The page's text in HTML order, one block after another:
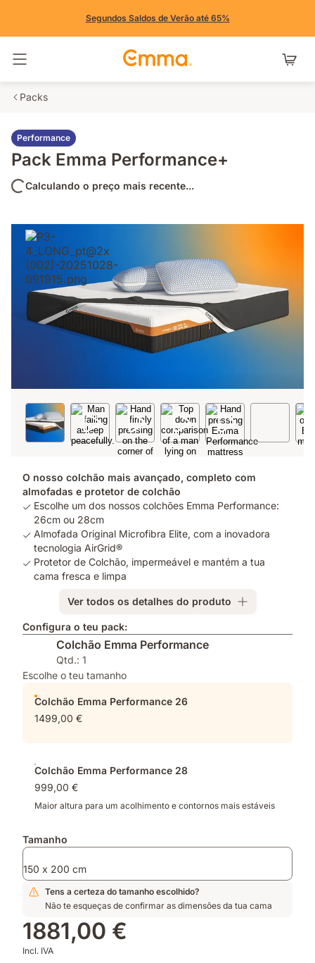
Segundos Saldos de Verão até 65%
Packs
Performance
Pack Emma Performance+
Calculando o preço mais recente...
O nosso colchão mais avançado, completo com
almofadas e protetor de colchão
Escolhe um dos nossos colchões Emma Performance:
26cm ou 28cm
Almofada Original Microfibra Elite, com a inovadora
tecnologia AirGrid®
Protetor de Colchão, impermeável e mantém a tua
cama fresca e limpa
Ver todos os detalhes do produto
Configura o teu pack:
Colchão Emma Performance
Qtd.: 1
Escolhe o teu tamanho
Colchão Emma Performance 26
1499,00 €
Colchão Emma Performance 28
999,00 €
Maior altura para um acolhimento e contornos mais estáveis
Tamanho
150 x 200 cm
Tens a certeza do tamanho escolhido?
Não te esqueças de confirmar as dimensões da tua cama
1881,00 €
Incl. IVA